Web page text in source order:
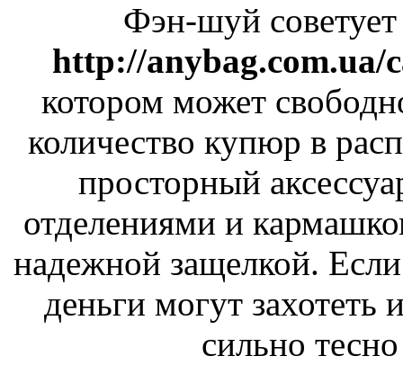
Фэн-шуй
http://anybag.com.ua/
котором может
количество купюр в
просторный
отделениями и
надежной защелкой.
деньги могут захотеть
сильно